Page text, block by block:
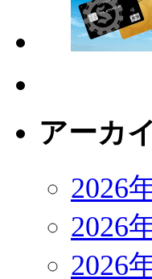
アーカ
2026
2026
2026